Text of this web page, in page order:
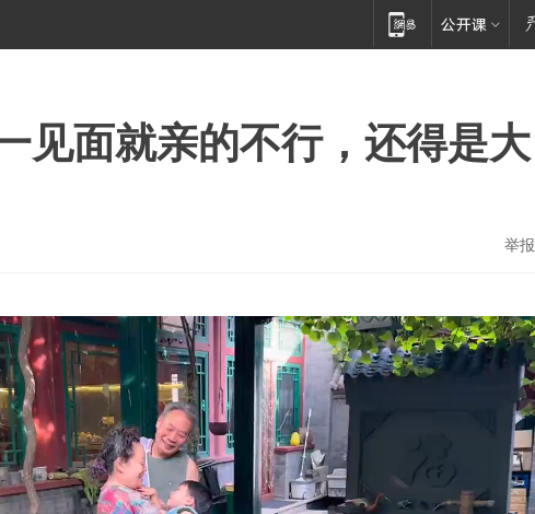
见面就亲的不行，还得是大
举报